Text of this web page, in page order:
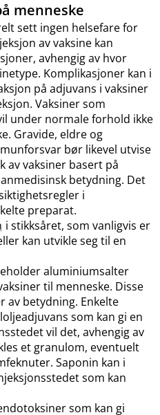
menneske
sett ingen helsefare for
av vaksine kan
avhengig av hvor
Komplikasjoner kan i
på adjuvans i vaksiner
Vaksiner som
under normale forhold ikke
Gravide, eldre og
bør likevel utvise
av vaksiner basert på
betydning. Det
i
preparat.
i stikksåret, som vanligvis er
kan utvikle seg til en
aluminiumsalter
til menneske. Disse
av betydning. Enkelte
som kan gi en
vil det, avhengig av
et granulom, eventuelt
Saponin kan i
som kan
som kan gi